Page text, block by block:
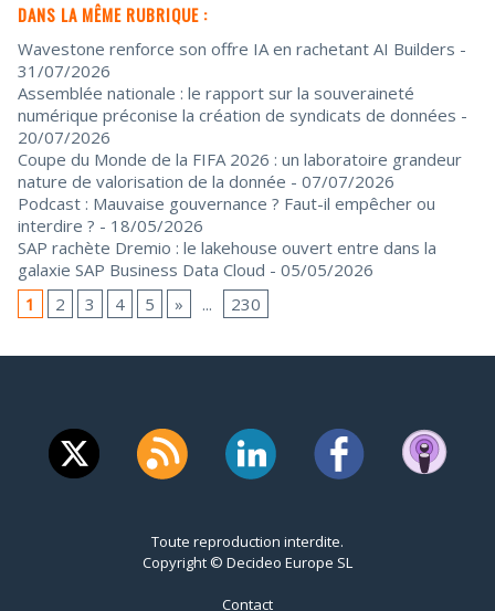
DANS LA MÊME RUBRIQUE :
Wavestone renforce son offre IA en rachetant AI Builders -
31/07/2026
Assemblée nationale : le rapport sur la souveraineté
numérique préconise la création de syndicats de données -
20/07/2026
Coupe du Monde de la FIFA 2026 : un laboratoire grandeur
nature de valorisation de la donnée - 07/07/2026
Podcast : Mauvaise gouvernance ? Faut-il empêcher ou
interdire ? - 18/05/2026
SAP rachète Dremio : le lakehouse ouvert entre dans la
galaxie SAP Business Data Cloud - 05/05/2026
1
2 3 4 5 » ... 230
Toute reproduction interdite.
Copyright © Decideo Europe SL
Contact